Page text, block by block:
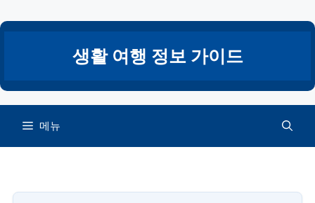
텐
건
너
생활 여행 정보 가이드
메뉴